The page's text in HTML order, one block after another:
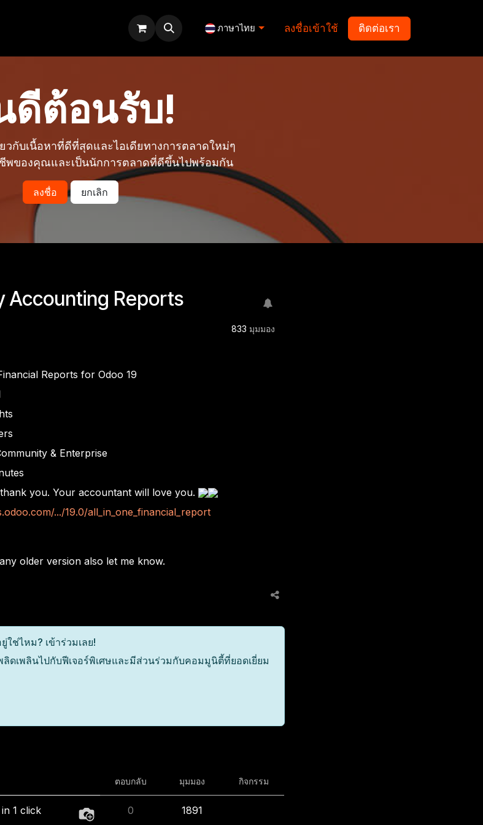
ภาษาไทย ลงชื่อเข้าใช้ ติดต่อเรา
ดีต้อนรับ!
วกับเนื้อหาที่ดีที่สุดและไอเดียทางการตลาดใหม่ๆ
พของคุณและเป็นนักการตลาดที่ดีขึ้นไปพร้อมกัน
ลงชื่อ ยกเลิก
Accounting Reports
833 มุมมอง
Reports for Odoo 19
& Enterprise
you. Your accountant will love you.
.../19.0/all_in_one_financial_report
older version also let me know.
ช่ไหม? เข้าร่วมเลย!
ดเพลินไปกับฟีเจอร์พิเศษและมีส่วนร่วมกับคอมมูนิตี้ที่ยอดเยี่ยม
ตอบกลับ มุมมอง กิจกรรม
1 click
0 1891